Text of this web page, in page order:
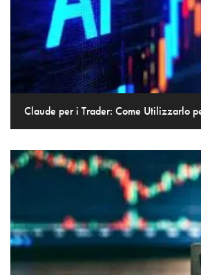
Claude per i Trader: Come Utilizzarlo